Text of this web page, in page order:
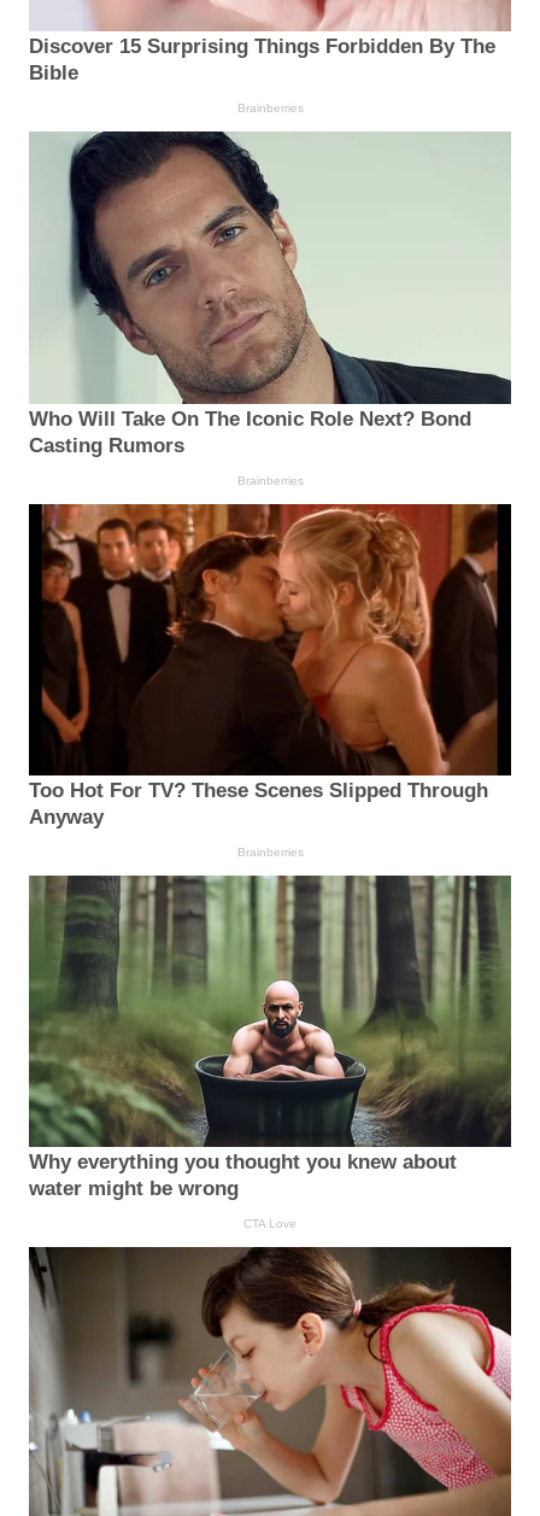
Discover 15 Surprising Things Forbidden By The
Bible
Brainberries
Who Will Take On The Iconic Role Next? Bond
Casting Rumors
Brainberries
Too Hot For TV? These Scenes Slipped Through
Anyway
Brainberries
Why everything you thought you knew about
water might be wrong
CTA Love